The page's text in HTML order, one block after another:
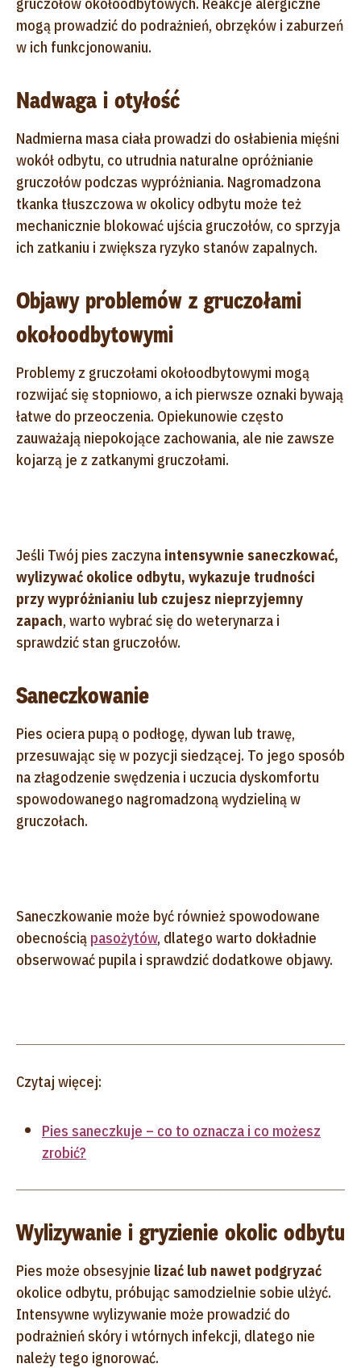
mogą prowadzić do podrażnień, obrzęków i zaburzeń
w ich funkcjonowaniu.
Nadwaga i otyłość
Nadmierna masa ciała prowadzi do osłabienia mięśni
wokół odbytu, co utrudnia naturalne opróżnianie
gruczołów podczas wypróżniania. Nagromadzona
tkanka tłuszczowa w okolicy odbytu może też
mechanicznie blokować ujścia gruczołów, co sprzyja
ich zatkaniu i zwiększa ryzyko stanów zapalnych.
Objawy problemów z gruczołami
okołoodbytowymi
Problemy z gruczołami okołoodbytowymi mogą
rozwijać się stopniowo, a ich pierwsze oznaki bywają
łatwe do przeoczenia. Opiekunowie często
zauważają niepokojące zachowania, ale nie zawsze
kojarzą je z zatkanymi gruczołami.
Jeśli Twój pies zaczyna intensywnie saneczkować,
wylizywać okolice odbytu, wykazuje trudności
przy wypróżnianiu lub czujesz nieprzyjemny
zapach, warto wybrać się do weterynarza i
sprawdzić stan gruczołów.
Saneczkowanie
Pies ociera pupą o podłogę, dywan lub trawę,
przesuwając się w pozycji siedzącej. To jego sposób
na złagodzenie swędzenia i uczucia dyskomfortu
spowodowanego nagromadzoną wydzieliną w
gruczołach.
Saneczkowanie może być również spowodowane
obecnością pasożytów, dlatego warto dokładnie
obserwować pupila i sprawdzić dodatkowe objawy.
Czytaj więcej:
Pies saneczkuje – co to oznacza i co możesz
zrobić?
Wylizywanie i gryzienie okolic odbytu
Pies może obsesyjnie lizać lub nawet podgryzać
okolice odbytu, próbując samodzielnie sobie ulżyć.
Intensywne wylizywanie może prowadzić do
podrażnień skóry i wtórnych infekcji, dlatego nie
należy tego ignorować.